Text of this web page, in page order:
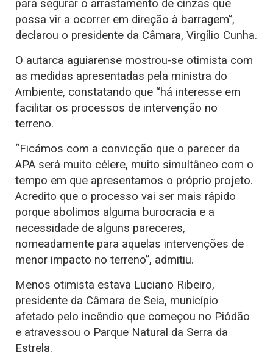
para segurar o arrastamento de cinzas que
possa vir a ocorrer em direção à barragem”,
declarou o presidente da Câmara, Virgílio Cunha.
O autarca aguiarense mostrou-se otimista com
as medidas apresentadas pela ministra do
Ambiente, constatando que “há interesse em
facilitar os processos de intervenção no
terreno.
“Ficámos com a convicção que o parecer da
APA será muito célere, muito simultâneo com o
tempo em que apresentamos o próprio projeto.
Acredito que o processo vai ser mais rápido
porque abolimos alguma burocracia e a
necessidade de alguns pareceres,
nomeadamente para aquelas intervenções de
menor impacto no terreno”, admitiu.
Menos otimista estava Luciano Ribeiro,
presidente da Câmara de Seia, município
afetado pelo incêndio que começou no Piódão
e atravessou o Parque Natural da Serra da
Estrela.